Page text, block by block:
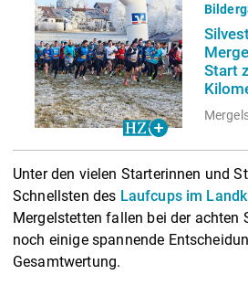
Start
Unter den vielen Starterinnen und
Schnellsten des Laufcups im
Mergelstetten fallen bei der achten
noch einige spannende
Gesamtwertung.